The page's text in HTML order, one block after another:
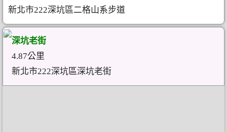
新北市222深坑區二格山系步道
深坑老街
4.87公里
新北市222深坑區深坑老街